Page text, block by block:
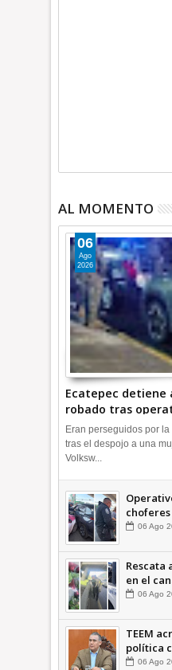
AL MOMENTO
Ecatepec detiene
robado tras
+Video |
06
Ago
2026
Eran perseguidos por
tras el despojo a una
Volksw...
06 Ago
Rescata
en el
Ecatepec
06 Ago
TEEM
política
confirma
06 Ago